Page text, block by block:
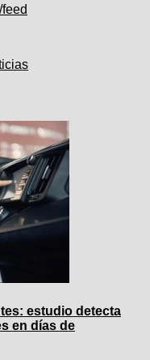
estudio detecta
en días de